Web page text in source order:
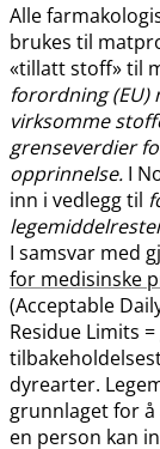
Alle
brukes til
«tillatt stoff» til
forordning (EU)
virksomme
grenseverdier
opprinnelse. I
inn i vedlegg til
I samsvar med
for medisinske
(Acceptable
Residue Limits
dyrearter.
grunnlaget for
en person kan